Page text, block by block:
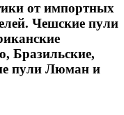
от импортных
Чешские пули
Бразильские,
пули Люман и